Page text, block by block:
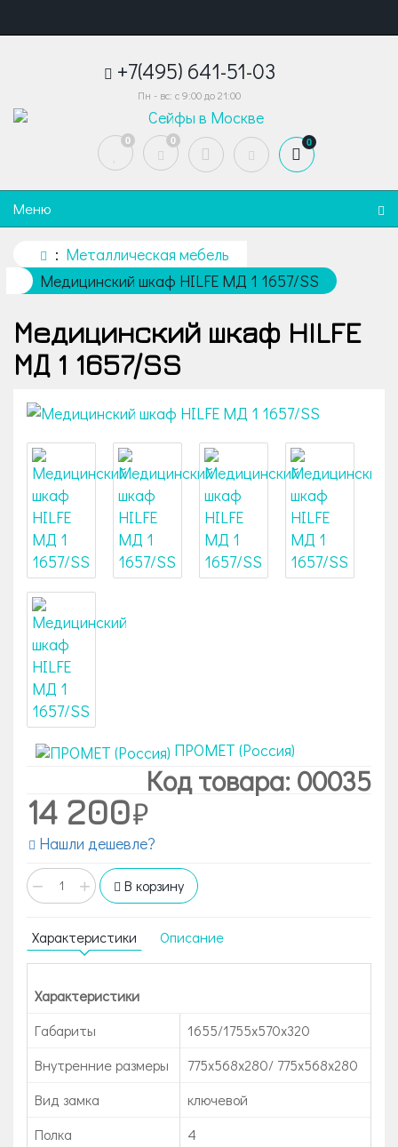
+7(495) 641-51-03
Пн - вс: с 9:00 до 21:00
0 0 0
Меню
Металлическая мебель
Медицинский шкаф HILFE МД 1 1657/SS
Медицинский шкаф HILFE
МД 1 1657/SS
ПРОМЕТ (Россия)
Код товара: 00035
14 200
Нашли дешевле?
− + В корзину
Характеристики Описание
Характеристики
Габариты
1655/1755x570x320
Внутренние размеры
775x568x280/ 775x568x280
Вид замка
ключевой
Полка
4